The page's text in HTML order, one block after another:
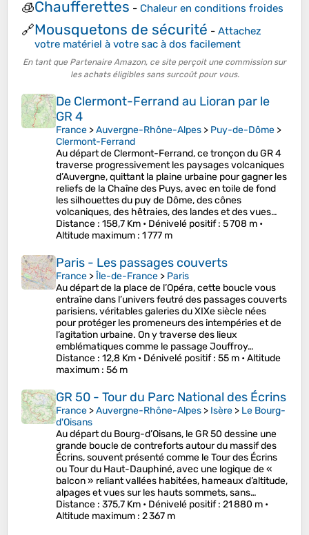
🧊Chaufferettes - Chaleur en conditions froides
🔗Mousquetons de sécurité - Attachez
votre matériel à votre sac à dos facilement
En tant que Partenaire Amazon, ce site perçoit une commission sur
les achats éligibles sans surcoût pour vous.
De Clermont-Ferrand au Lioran par le
GR 4
France >Auvergne-Rhône-Alpes > Puy-de-Dôme >
Clermont-Ferrand
Au départ de Clermont-Ferrand, ce tronçon du GR 4
traverse progressivement les paysages volcaniques
d’Auvergne, quittant la plaine urbaine pour gagner les
reliefs de la Chaîne des Puys, avec en toile de fond
les silhouettes du puy de Dôme, des cônes
volcaniques, des hêtraies, des landes et des vues…
Distance : 158,7 Km • Dénivelé positif: 5 708 m •
Altitude maximum : 1 777 m
Paris - Les passages couverts
France >Île-de-France > Paris
Au départ de la place de l’Opéra, cette boucle vous
entraîne dans l’univers feutré des passages couverts
parisiens, véritables galeries du XIXe siècle nées
pour protéger les promeneurs des intempéries et de
l’agitation urbaine. On y traverse des lieux
emblématiques comme le passage Jouffroy…
Distance : 12,8 Km • Dénivelé positif: 55 m •Altitude
maximum : 56 m
GR 50 - Tour du Parc National des Écrins
France >Auvergne-Rhône-Alpes > Isère > Le Bourg-
d'Oisans
Au départ du Bourg-d’Oisans, le GR 50 dessine une
grande boucle de contreforts autour du massif des
Écrins, souvent présenté comme le Tour des Écrins
ou Tour du Haut-Dauphiné, avec une logique de «
balcon » reliant vallées habitées, hameaux d’altitude,
alpages et vues sur les hauts sommets, sans…
Distance : 375,7 Km • Dénivelé positif: 21 880 m •
Altitude maximum : 2 367 m